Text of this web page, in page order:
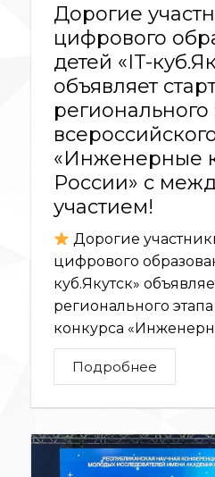
Дорогие
цифрового
детей «IT-
объявляет
регионального
«Инженерные
России» с
участием!
Дорогие
цифрового
куб.Якутск»
регионального
конкурса
Подробнее